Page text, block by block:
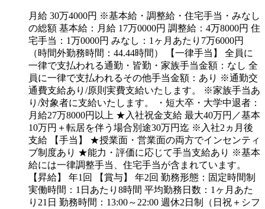
月給 30万4000円 ※基本給・調整給・住宅手当・みなし
の総額 基本給：月給 17万0000円 調整給：4万8000円 住
宅手当：1万0000円 みなし：1ヶ月あたり7万6000円
（時間外勤務時間：44.44時間） 【一律手当】 全員に
一律で支払われる通勤・皆勤・家族手当金額：なし 全
員に一律で支払われるその他手当金額：あり ※通勤交
通費支給あり/原則実費支給いたします。 ※家族手当あ
り/対象者に支給いたします。 ・短大卒・大学中退者：
月給27万8000円以上 ★入社祝金支給 最大40万円／基本
10万円＋転居を伴う場合別途30万円迄 ※入社2ヵ月後
支給 【手当】 ★授業面・営業面の両方でインセンティ
ブ制度あり ★能力・評価に応じて手当支給あり ※基本
給には一律調整手当、住宅手当が含まれています。
【昇給】 年1回 【賞与】 年2回 勤務形態：固定時間制
実働時間：1日あたり8時間 平均勤務日数：1ヶ月あた
り21日 勤務時間：13:00～22:00 週休2日制（日祝＋シフ